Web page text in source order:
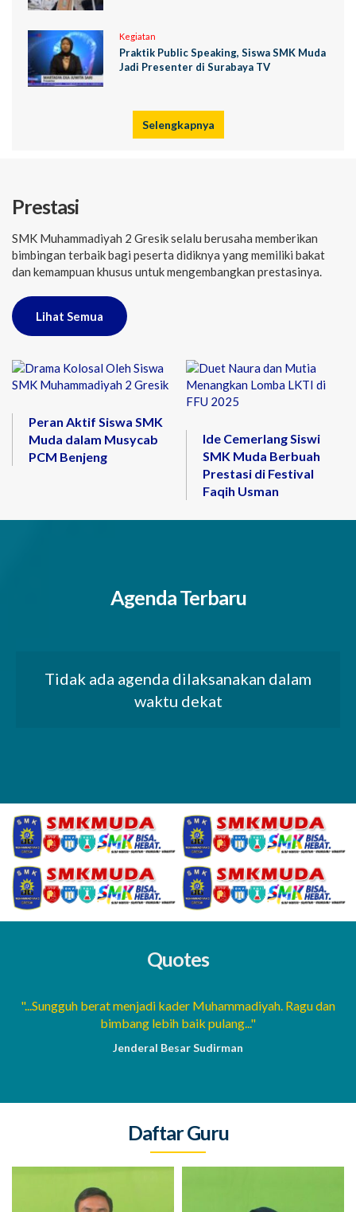
Kegiatan
Praktik Public Speaking, Siswa SMK Muda
Jadi Presenter di Surabaya TV
Selengkapnya
Prestasi
SMK Muhammadiyah 2 Gresik selalu berusaha memberikan
bimbingan terbaik bagi peserta didiknya yang memiliki bakat
dan kemampuan khusus untuk mengembangkan prestasinya.
Lihat Semua
Peran Aktif Siswa SMK
Muda dalam Musycab
PCM Benjeng
Ide Cemerlang Siswi
SMK Muda Berbuah
Prestasi di Festival
Faqih Usman
Agenda Terbaru
Tidak ada agenda dilaksanakan dalam
waktu dekat
Quotes
"...Sungguh berat menjadi kader Muhammadiyah. Ragu dan
bimbang lebih baik pulang..."
Jenderal Besar Sudirman
Daftar Guru